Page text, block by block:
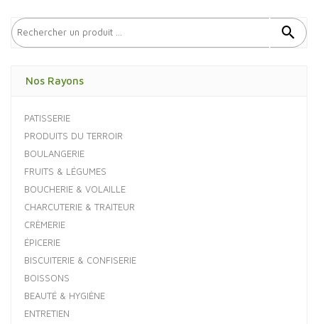
Nos Rayons
PATISSERIE
PRODUITS DU TERROIR
BOULANGERIE
FRUITS & LÉGUMES
BOUCHERIE & VOLAILLE
CHARCUTERIE & TRAITEUR
CRÈMERIE
ÉPICERIE
BISCUITERIE & CONFISERIE
BOISSONS
BEAUTÉ & HYGIÈNE
ENTRETIEN